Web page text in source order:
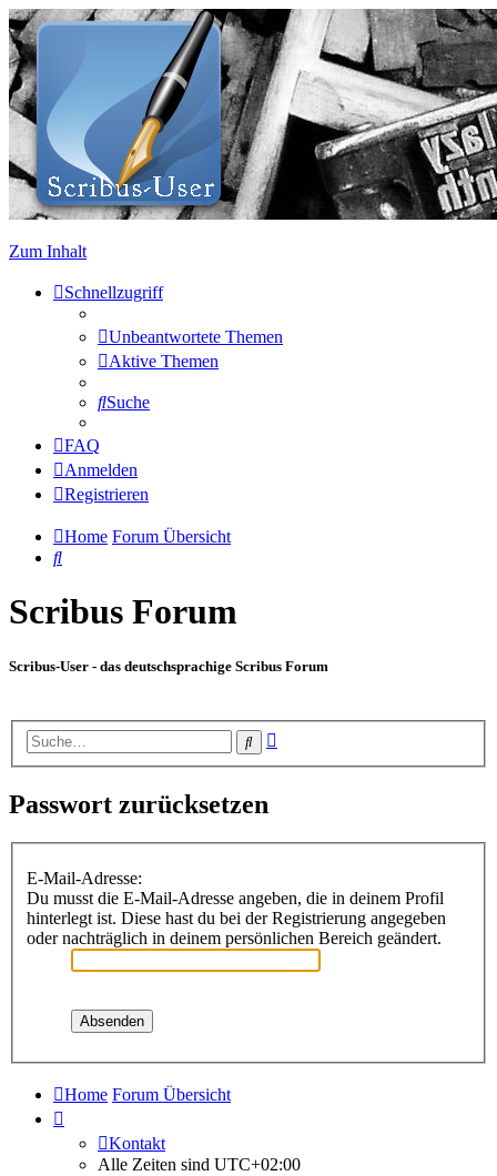
Zum Inhalt
Schnellzugriff
Unbeantwortete Themen
Aktive Themen
Suche
FAQ
Anmelden
Registrieren
Home Forum Übersicht
Suche
Scribus Forum
Scribus-User - das deutschsprachige Scribus Forum
Suche
Passwort zurücksetzen
E-Mail-Adresse:
Du musst die E-Mail-Adresse angeben, die in deinem Profil
hinterlegt ist. Diese hast du bei der Registrierung angegeben
oder nachträglich in deinem persönlichen Bereich geändert.
Home Forum Übersicht
Kontakt
Alle Zeiten sind UTC+02:00